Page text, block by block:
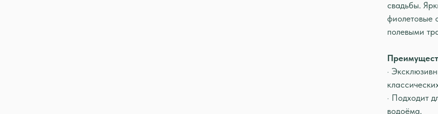
свадьбы.
фиолетовые
полевыми
·
· Подходит
водоёма.